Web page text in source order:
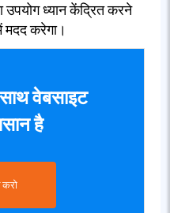
उपयोग ध्यान केंद्रित करने
करेगा।
वेबसाइट
है